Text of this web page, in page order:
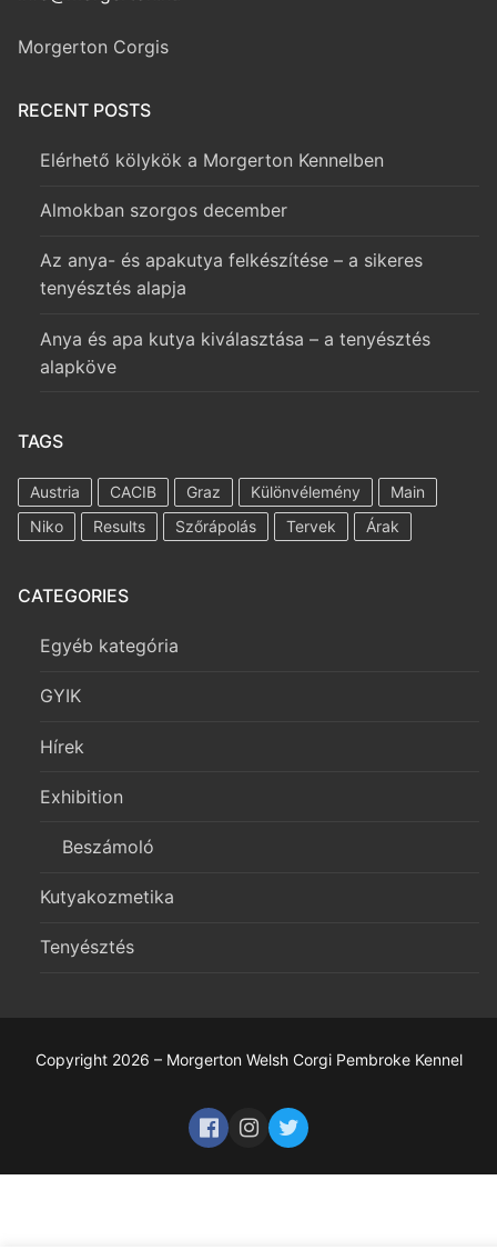
Morgerton Corgis
RECENT POSTS
Elérhető kölykök a Morgerton Kennelben
Almokban szorgos december
Az anya- és apakutya felkészítése – a sikeres
tenyésztés alapja
Anya és apa kutya kiválasztása – a tenyésztés
alapköve
TAGS
Austria CACIB Graz Különvélemény
Main
Niko
Results Szőrápolás Tervek Árak
CATEGORIES
Egyéb kategória
GYIK
Hírek
Exhibition
Beszámoló
Kutyakozmetika
Tenyésztés
Copyright 2026 – Morgerton Welsh Corgi Pembroke Kennel